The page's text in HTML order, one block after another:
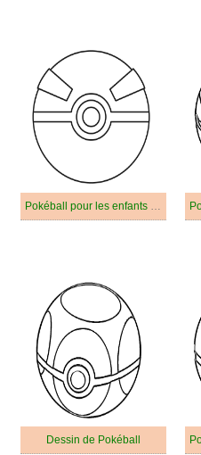
Pokéball pour les enfants de 3 an
Dessin de Pokéball